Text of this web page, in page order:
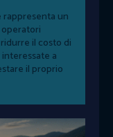
rappresenta un
il costo di
a
il proprio